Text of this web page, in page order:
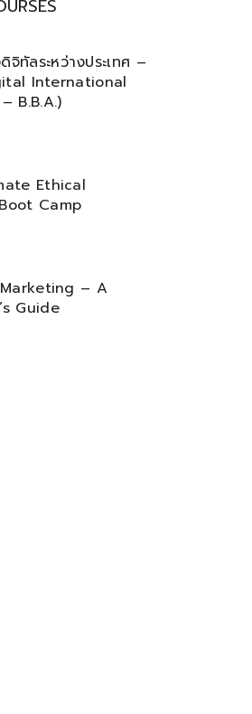
จิทัลระหว่างประเทศ –
International
B.B.A.)
Ethical
Camp
– A
Guide